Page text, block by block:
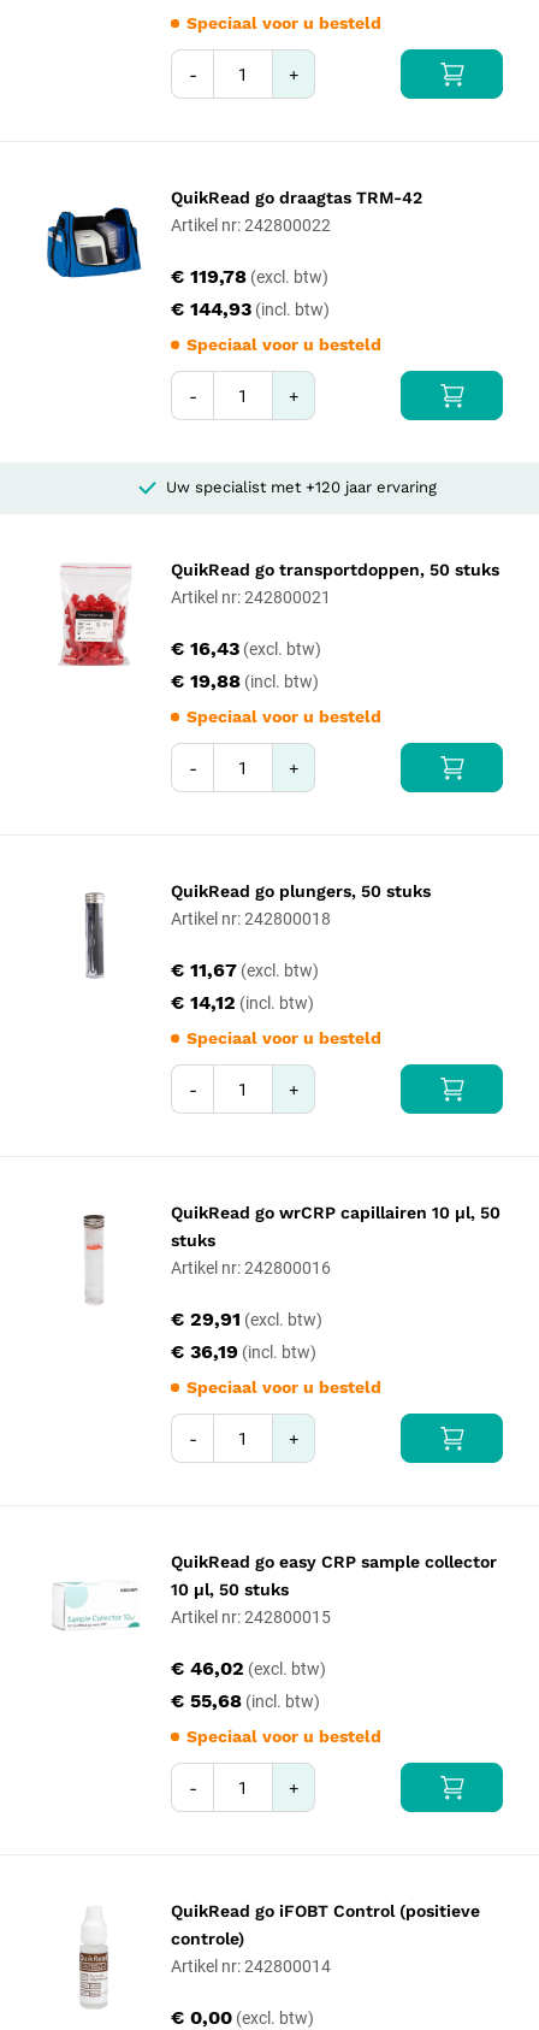
Speciaal voor u besteld
- +
QuikRead go draagtas TRM-42
Artikel nr: 242800022
€ 144,93
€ 119,78
Speciaal voor u besteld
- +
Uw specialist met +120 jaar ervaring
QuikRead go transportdoppen, 50 stuks
Artikel nr: 242800021
€ 19,88
€ 16,43
Speciaal voor u besteld
- +
QuikRead go plungers, 50 stuks
Artikel nr: 242800018
€ 14,12
€ 11,67
Speciaal voor u besteld
- +
QuikRead go wrCRP capillairen 10 µl, 50
stuks
Artikel nr: 242800016
€ 36,19
€ 29,91
Speciaal voor u besteld
- +
QuikRead go easy CRP sample collector
10 µl, 50 stuks
Artikel nr: 242800015
€ 55,68
€ 46,02
Speciaal voor u besteld
- +
QuikRead go iFOBT Control (positieve
controle)
Artikel nr: 242800014
€ 0,00